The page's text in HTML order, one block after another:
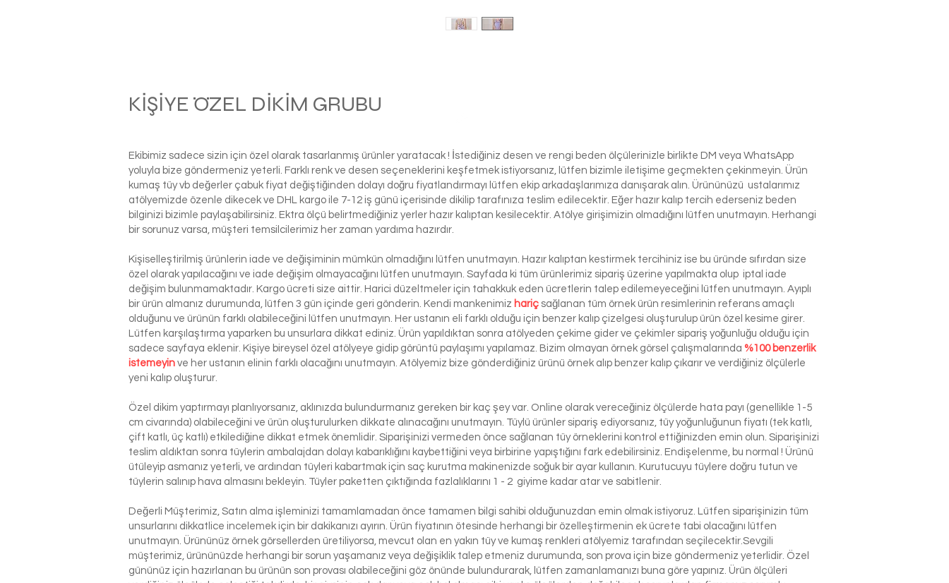
KİŞİYE ÖZEL DİKİM GRUBU
Ekibimiz sadece sizin için özel olarak tasarlanmış ürünler yaratacak ! İstediğiniz desen ve rengi beden ölçülerinizle birlikte DM veya WhatsApp
yoluyla bize göndermeniz yeterli. Farklı renk ve desen seçeneklerini keşfetmek istiyorsanız, lütfen bizimle iletişime geçmekten çekinmeyin. Ürün
kumaş tüy vb değerler çabuk fiyat değiştiğinden dolayı doğru fiyatlandırmayı lütfen ekip arkadaşlarımıza danışarak alın. Ürününüzü ustalarımız
atölyemizde özenle dikecek ve DHL kargo ile 7-12 iş günü içerisinde dikilip tarafınıza teslim edilecektir. Eğer hazır kalıp tercih ederseniz beden
bilginizi bizimle paylaşabilirsiniz. Ektra ölçü belirtmediğiniz yerler hazır kalıptan kesilecektir. Atölye girişimizin olmadığını lütfen unutmayın. Herhangi
bir sorunuz varsa, müşteri temsilcilerimiz her zaman yardıma hazırdır.
Kişiselleştirilmiş ürünlerin iade ve değişiminin mümkün olmadığını lütfen unutmayın. Hazır kalıptan kestirmek tercihiniz ise bu üründe sıfırdan size
özel olarak yapılacağını ve iade değişim olmayacağını lütfen unutmayın. Sayfada ki tüm ürünlerimiz sipariş üzerine yapılmakta olup iptal iade
değişim bulunmamaktadır. Kargo ücreti size aittir. Harici düzeltmeler için tahakkuk eden ücretlerin talep edilemeyeceğini lütfen unutmayın. Ayıplı
bir ürün almanız durumunda, lütfen 3 gün içinde geri gönderin. Kendi mankenimiz hariç sağlanan tüm örnek ürün resimlerinin referans amaçlı
olduğunu ve ürünün farklı olabileceğini lütfen unutmayın. Her ustanın eli farklı olduğu için benzer kalıp çizelgesi oluşturulup ürün özel kesime girer.
Lütfen karşılaştırma yaparken bu unsurlara dikkat ediniz. Ürün yapıldıktan sonra atölyeden çekime gider ve çekimler sipariş yoğunluğu olduğu için
sadece sayfaya eklenir. Kişiye bireysel özel atölyeye gidip görüntü paylaşımı yapılamaz. Bizim olmayan örnek görsel çalışmalarında %100 benzerlik
istemeyin ve her ustanın elinin farklı olacağını unutmayın. Atölyemiz bize gönderdiğiniz ürünü örnek alıp benzer kalıp çıkarır ve verdiğiniz ölçülerle
yeni kalıp oluşturur.
Özel dikim yaptırmayı planlıyorsanız, aklınızda bulundurmanız gereken bir kaç şey var. Online olarak vereceğiniz ölçülerde hata payı (genellikle 1-5
cm civarında) olabileceğini ve ürün oluşturulurken dikkate alınacağını unutmayın. Tüylü ürünler sipariş ediyorsanız, tüy yoğunluğunun fiyatı (tek katlı,
çift katlı, üç katlı) etkilediğine dikkat etmek önemlidir. Siparişinizi vermeden önce sağlanan tüy örneklerini kontrol ettiğinizden emin olun. Siparişinizi
teslim aldıktan sonra tüylerin ambalajdan dolayı kabarıklığını kaybettiğini veya birbirine yapıştığını fark edebilirsiniz. Endişelenme, bu normal ! Ürünü
ütüleyip asmanız yeterli, ve ardından tüyleri kabartmak için saç kurutma makinenizde soğuk bir ayar kullanın. Kurutucuyu tüylere doğru tutun ve
tüylerin salınıp hava almasını bekleyin. Tüyler paketten çıktığında fazlalıklarını 1 - 2 giyime kadar atar ve sabitlenir.
Değerli Müşterimiz, Satın alma işleminizi tamamlamadan önce tamamen bilgi sahibi olduğunuzdan emin olmak istiyoruz. Lütfen siparişinizin tüm
unsurlarını dikkatlice incelemek için bir dakikanızı ayırın. Ürün fiyatının ötesinde herhangi bir özelleştirmenin ek ücrete tabi olacağını lütfen
unutmayın. Ürününüz örnek görsellerden üretiliyorsa, mevcut olan en yakın tüy ve kumaş renkleri atölyemiz tarafından seçilecektir.Sevgili
müşterimiz, ürününüzde herhangi bir sorun yaşamanız veya değişiklik talep etmeniz durumunda, son prova için bize göndermeniz yeterlidir. Özel
gününüz için hazırlanan bu ürünün son provası olabileceğini göz önünde bulundurarak, lütfen zamanlamanızı buna göre yapınız. Ürün ölçüleri